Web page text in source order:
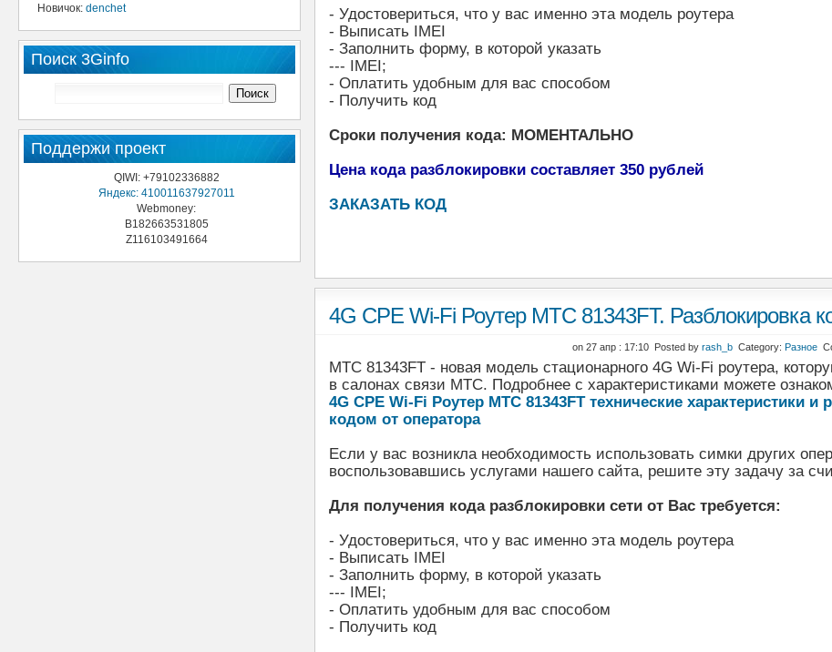
Новичок: denchet
Поиск 3Ginfo
Поддержи проект
QIWI: +79102336882
Яндекс: 410011637927011
Webmoney:
B182663531805
Z116103491664
- Удостовериться, что у вас именно эта модель роутера
- Выписать IMEI
- Заполнить форму, в которой указать
--- IMEI;
- Оплатить удобным для вас способом
- Получить код
Сроки получения кода: МОМЕНТАЛЬНО
Цена кода разблокировки составляет 350 рублей
ЗАКАЗАТЬ КОД
4G CPE Wi-Fi Роутер МТС 81343FT. Разблокировка
on 27 апр : 17:10 Posted by rash_b Category: Разное
МТС 81343FT - новая модель стационарного 4G Wi-Fi роутера,
в салонах связи МТС. Подробнее с характеристиками можете
4G CPE Wi-Fi Роутер МТС 81343FT технические характеристики и
кодом от оператора
Если у вас возникла необходимость использовать симки других
воспользовавшись услугами нашего сайта, решите эту задачу за
Для получения кода разблокировки сети от Вас требуется:
- Удостовериться, что у вас именно эта модель роутера
- Выписать IMEI
- Заполнить форму, в которой указать
--- IMEI;
- Оплатить удобным для вас способом
- Получить код